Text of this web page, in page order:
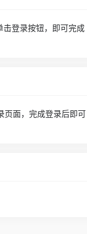
击登录按钮，即可完成
页面，完成登录后即可